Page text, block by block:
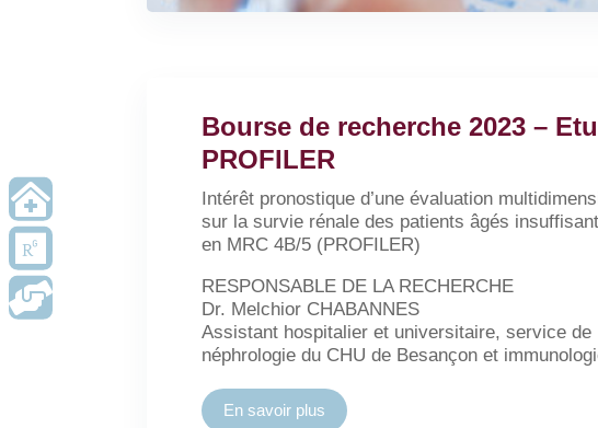



Bourse de recherche 2023 –
PROFILER
Intérêt pronostique d’une évaluation
sur la survie rénale des patients âgés
en MRC 4B/5 (PROFILER)
RESPONSABLE DE LA RECHERCHE
Dr. Melchior CHABANNES
Assistant hospitalier et universitaire, service de
néphrologie du CHU de Besançon et
En savoir plus